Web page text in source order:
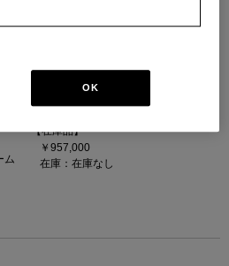
ム
057 CIVIL BENCH【在庫品】仕様
【在庫品】
￥957,000
在庫：在庫なし
OK